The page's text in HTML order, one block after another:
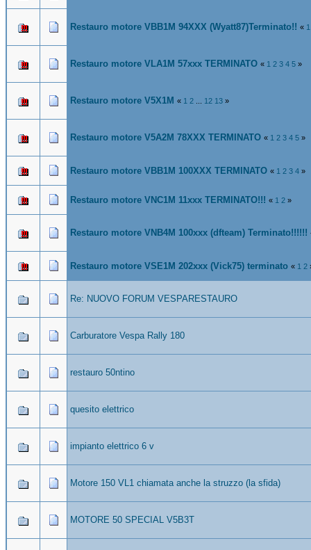
Restauro motore VBB1M 94XXX (Wyatt87)Terminato!! « 1
Restauro motore VLA1M 57xxx TERMINATO « 1 2 3 4 5 »
Restauro motore V5X1M « 1 2 12 13 »
Restauro motore V5A2M 78XXX TERMINATO « 1 2 3 4 5 »
Restauro motore VBB1M 100XXX TERMINATO « 1 2 3 4 »
Restauro motore VNC1M 11xxx TERMINATO!!! « 1 2 »
Restauro motore VNB4M 100xxx (dfteam) Terminato!!!!!!
Restauro motore VSE1M 202xxx (Vick75) terminato « 1 2
Re: NUOVO FORUM VESPARESTAURO
Carburatore Vespa Rally 180
restauro 50ntino
quesito elettrico
impianto elettrico 6 v
Motore 150 VL1 chiamata anche la struzzo (la sfida)
MOTORE 50 SPECIAL V5B3T